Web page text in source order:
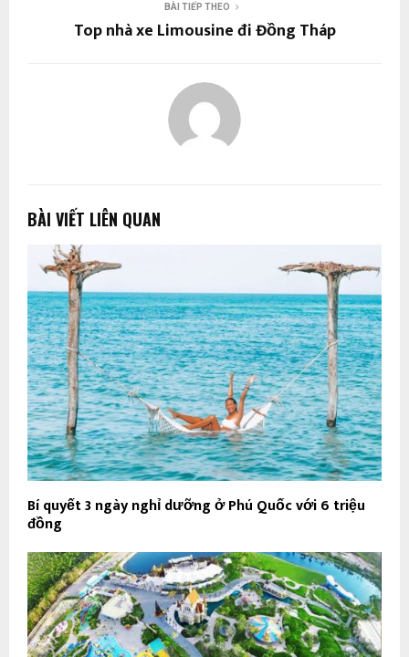
BÀI TIẾP THEO
Top nhà xe Limousine đi Đồng Tháp
BÀI VIẾT LIÊN QUAN
Bí quyết 3 ngày nghỉ dưỡng ở Phú Quốc với 6 triệu
đồng